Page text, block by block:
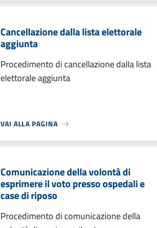
Cancellazione dalla lista elettorale
aggiunta
Procedimento di cancellazione dalla lista
elettorale aggiunta
VAI ALLA PAGINA
Comunicazione della volontà di
esprimere il voto presso ospedali e
case di riposo
Procedimento di comunicazione della